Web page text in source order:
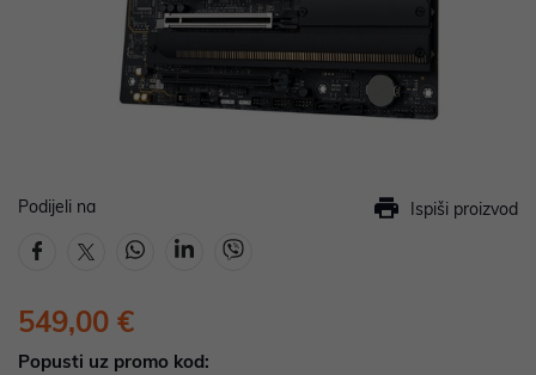
Podijeli na Ispiši proizvod
549,00 €
Popusti uz promo kod: